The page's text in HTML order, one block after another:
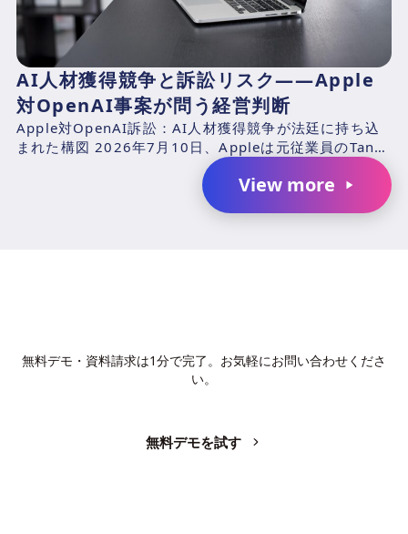
AI人材獲得競争と訴訟リスク――Apple
対OpenAI事案が問う経営判断
Apple対OpenAI訴訟：AI人材獲得競争が法廷に持ち込
まれた構図 2026年7月10日、Appleは元従業員のTang
View more
無料デモ・資料請求は1分で完了。お気軽にお問い合わせくださ
い。
無料デモを試す